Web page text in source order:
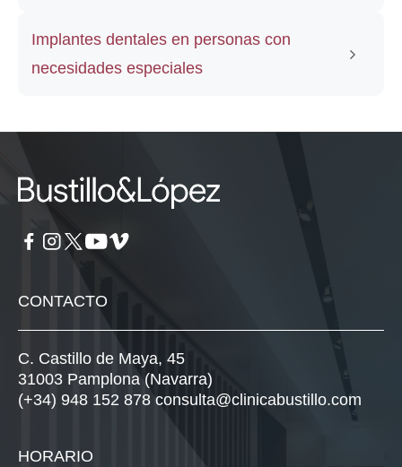
Implantes dentales en personas con
necesidades especiales
CONTACTO
C. Castillo de Maya, 45
31003 Pamplona (Navarra)
(+34) 948 152 878 consulta@clinicabustillo.com
HORARIO